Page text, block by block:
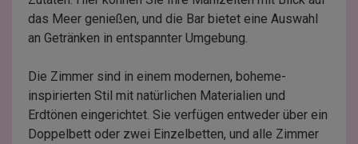
das Meer genießen, und die Bar bietet eine Auswahl
an Getränken in entspannter Umgebung.
Die Zimmer sind in einem modernen, boheme-
inspirierten Stil mit natürlichen Materialien und
Erdtönen eingerichtet. Sie verfügen entweder über ein
Doppelbett oder zwei Einzelbetten, und alle Zimmer